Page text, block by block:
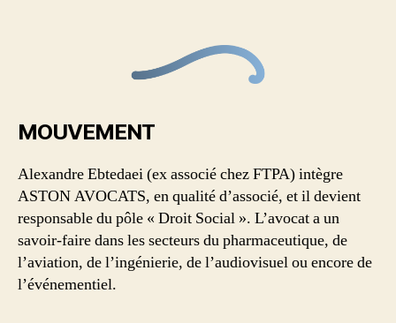
MOUVEMENT
Alexandre Ebtedaei (ex associé chez FTPA) intègre
ASTON AVOCATS, en qualité d’associé, et il devient
responsable du pôle « Droit Social ». L’avocat a un
savoir-faire dans les secteurs du pharmaceutique, de
l’aviation, de l’ingénierie, de l’audiovisuel ou encore de
l’événementiel.